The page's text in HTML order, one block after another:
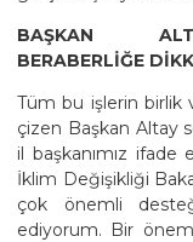
BAŞKAN
BERABERLİĞE
Tüm bu işlerin birlik
çizen Başkan Altay
il başkanımız
İklim Değişikliği
çok önemli
ediyorum. Bir